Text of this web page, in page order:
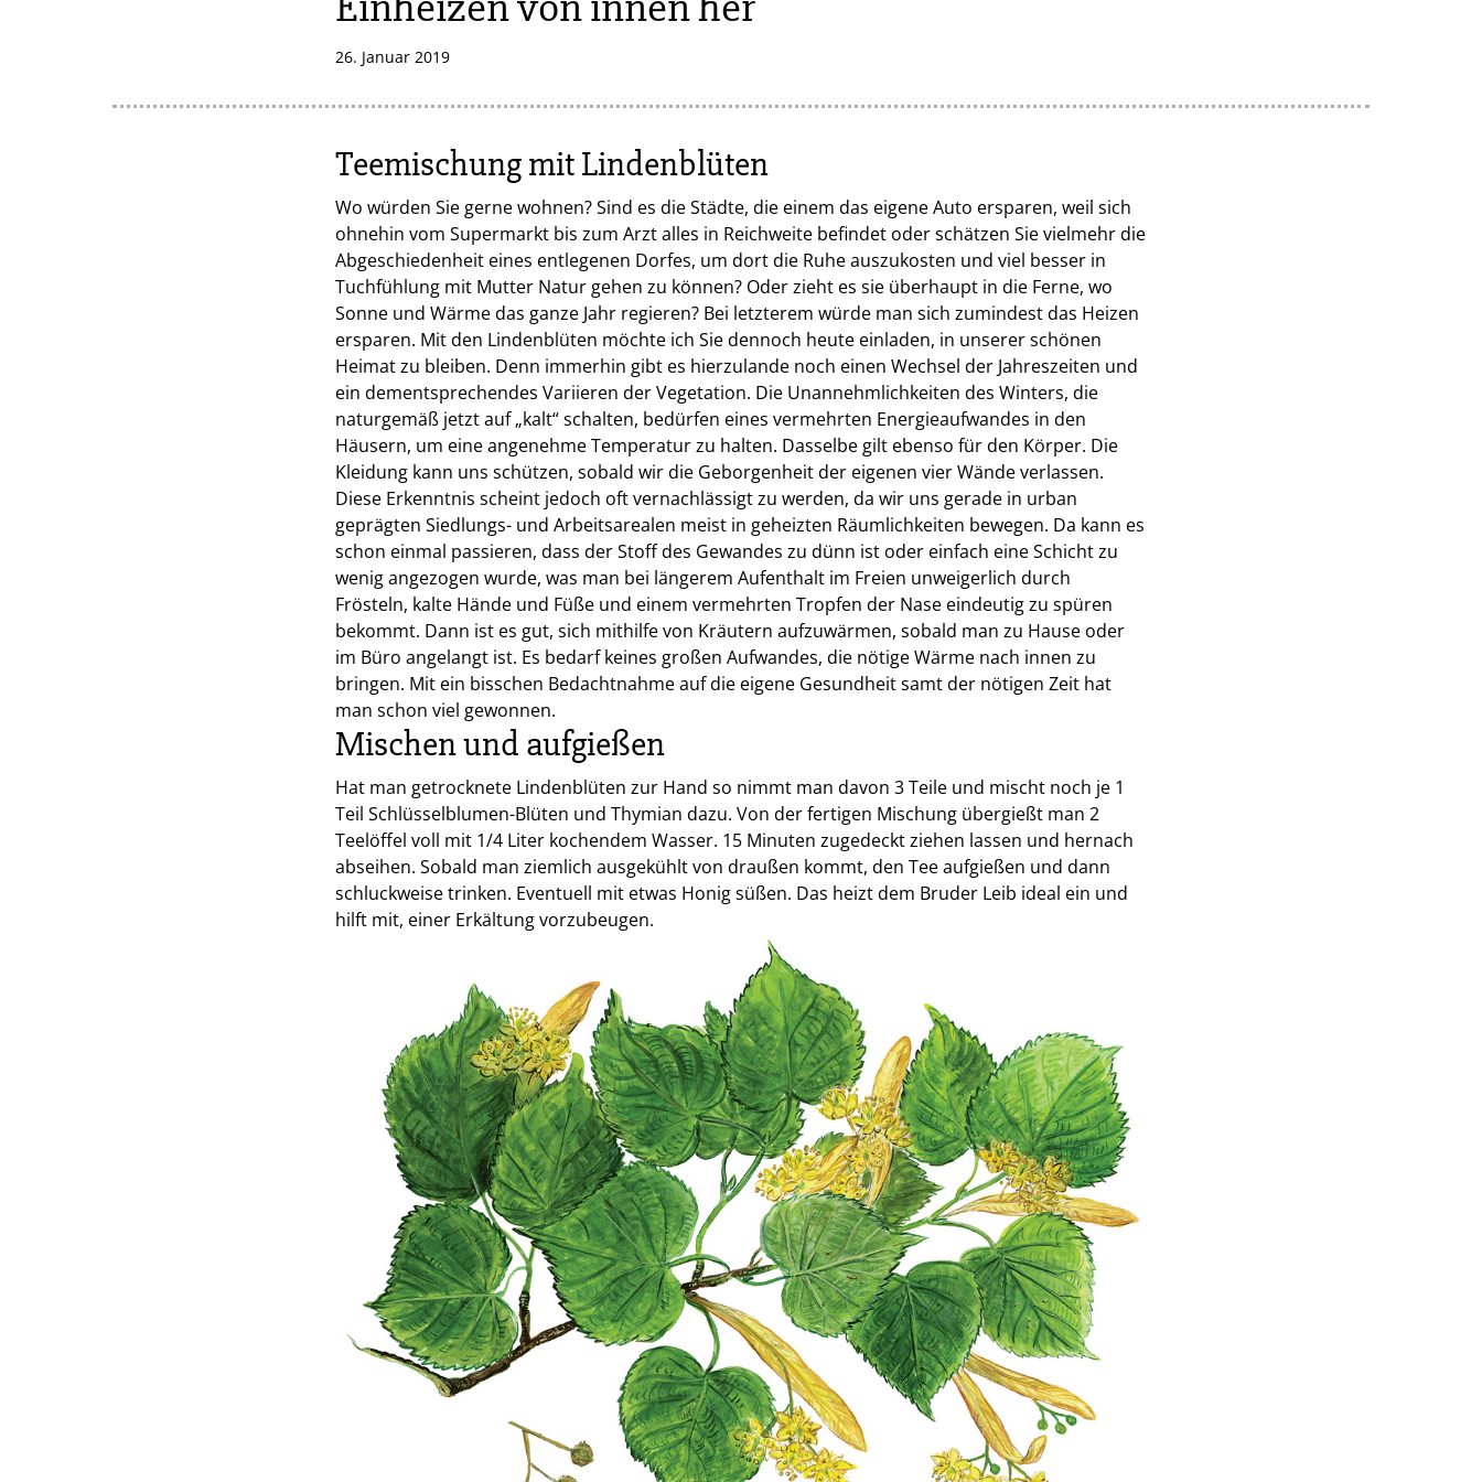
26. Januar 2019
Teemischung mit Lindenblüten
Wo würden Sie gerne wohnen? Sind es die Städte, die einem das eigene Auto ersparen, weil sich
ohnehin vom Supermarkt bis zum Arzt alles in Reichweite befindet oder schätzen Sie vielmehr die
Abgeschiedenheit eines entlegenen Dorfes, um dort die Ruhe auszukosten und viel besser in
Tuchfühlung mit Mutter Natur gehen zu können? Oder zieht es sie überhaupt in die Ferne, wo
Sonne und Wärme das ganze Jahr regieren? Bei letzterem würde man sich zumindest das Heizen
ersparen. Mit den Lindenblüten möchte ich Sie dennoch heute einladen, in unserer schönen
Heimat zu bleiben. Denn immerhin gibt es hierzulande noch einen Wechsel der Jahreszeiten und
ein dementsprechendes Variieren der Vegetation. Die Unannehmlichkeiten des Winters, die
naturgemäß jetzt auf „kalt“ schalten, bedürfen eines vermehrten Energieaufwandes in den
Häusern, um eine angenehme Temperatur zu halten. Dasselbe gilt ebenso für den Körper. Die
Kleidung kann uns schützen, sobald wir die Geborgenheit der eigenen vier Wände verlassen.
Diese Erkenntnis scheint jedoch oft vernachlässigt zu werden, da wir uns gerade in urban
geprägten Siedlungs- und Arbeitsarealen meist in geheizten Räumlichkeiten bewegen. Da kann es
schon einmal passieren, dass der Stoff des Gewandes zu dünn ist oder einfach eine Schicht zu
wenig angezogen wurde, was man bei längerem Aufenthalt im Freien unweigerlich durch
Frösteln, kalte Hände und Füße und einem vermehrten Tropfen der Nase eindeutig zu spüren
bekommt. Dann ist es gut, sich mithilfe von Kräutern aufzuwärmen, sobald man zu Hause oder
im Büro angelangt ist. Es bedarf keines großen Aufwandes, die nötige Wärme nach innen zu
bringen. Mit ein bisschen Bedachtnahme auf die eigene Gesundheit samt der nötigen Zeit hat
man schon viel gewonnen.
Mischen und aufgießen
Hat man getrocknete Lindenblüten zur Hand so nimmt man davon 3 Teile und mischt noch je 1
Teil Schlüsselblumen-Blüten und Thymian dazu. Von der fertigen Mischung übergießt man 2
Teelöffel voll mit 1/4 Liter kochendem Wasser. 15 Minuten zugedeckt ziehen lassen und hernach
abseihen. Sobald man ziemlich ausgekühlt von draußen kommt, den Tee aufgießen und dann
schluckweise trinken. Eventuell mit etwas Honig süßen. Das heizt dem Bruder Leib ideal ein und
hilft mit, einer Erkältung vorzubeugen.